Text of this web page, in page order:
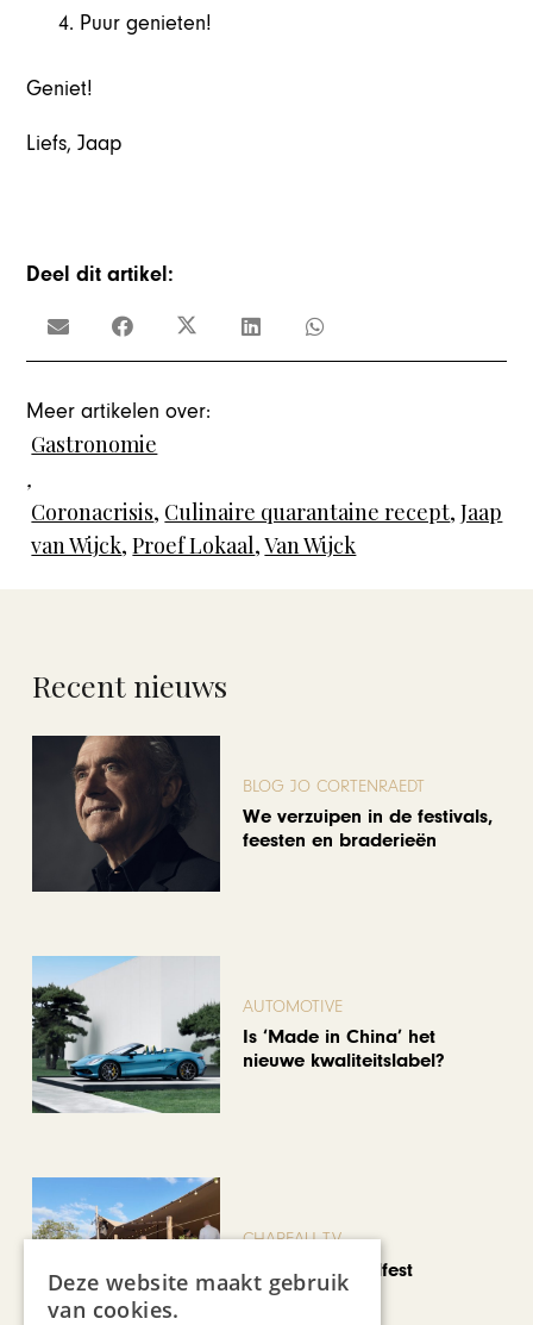
Puur genieten!
Geniet!
Liefs, Jaap
Deel dit artikel:
Meer artikelen over:
Gastronomie
,
Coronacrisis, Culinaire quarantaine recept,Jaap
van Wijck,Proef Lokaal,Van Wijck
Recent nieuws
BLOG JO CORTENRAEDT
We verzuipen in de festivals,
feesten en braderieën
AUTOMOTIVE
Is ‘Made in China’ het
nieuwe kwaliteitslabel?
CHAPEAU TV
Noorbeek Foodfest
Deze website maakt gebruik
van cookies.